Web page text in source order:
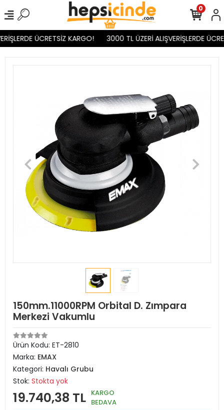
ÜCRETSİZ KARGO! 3000 TL ÜZERİ ALIŞVERİŞLERDE
0
150mm.11000RPM Orbital D. Zımpara
Merkezi Vakumlu
Ürün Kodu: ET-2810
Marka: EMAX
Kategori: Havalı Grubu
Stok: Stokta yok
19.740,38 TL KARGO
BEDAVA